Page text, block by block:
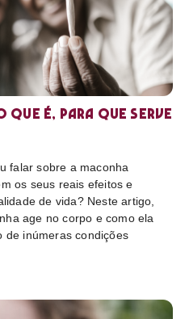
que é, para que serve
falar sobre a maconha
os seus reais efeitos e
de vida? Neste artigo,
age no corpo e como ela
de inúmeras condições